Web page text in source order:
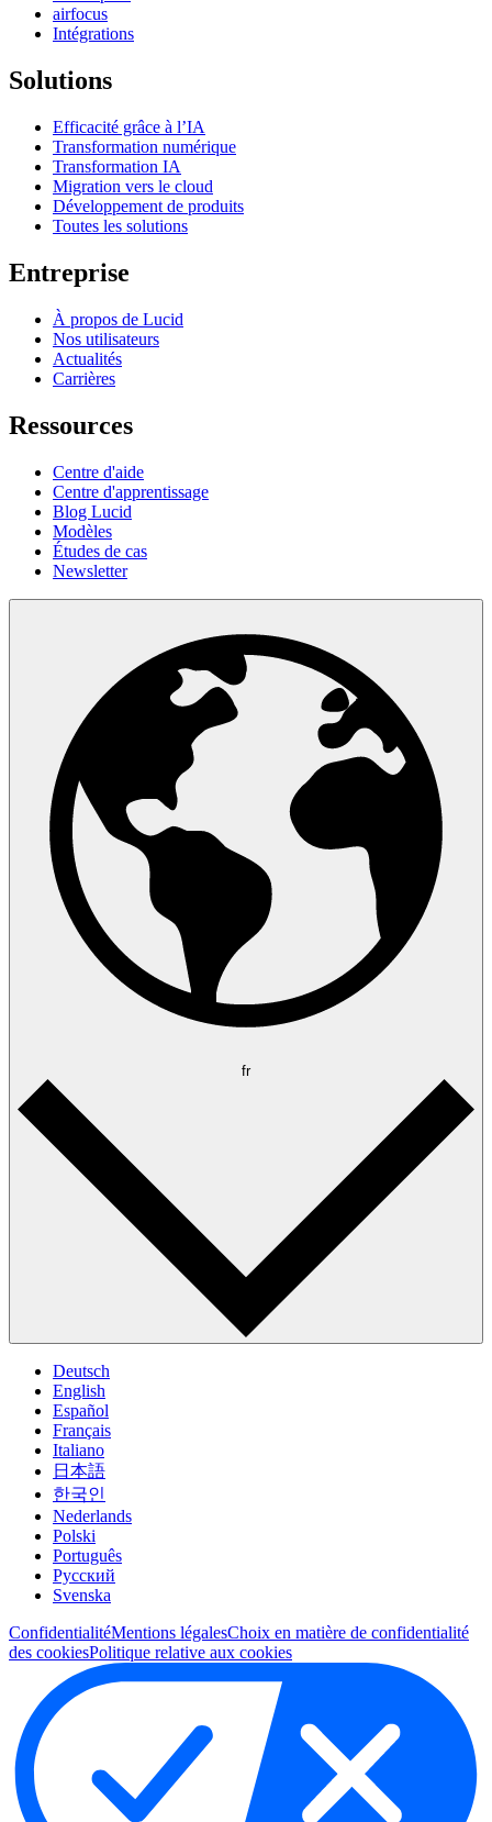
airfocus
Intégrations
Solutions
Efficacité grâce à l’IA
Transformation numérique
Transformation IA
Migration vers le cloud
Développement de produits
Toutes les solutions
Entreprise
À propos de Lucid
Nos utilisateurs
Actualités
Carrières
Ressources
Centre d'aide
Centre d'apprentissage
Blog Lucid
Modèles
Études de cas
Newsletter
fr
Deutsch
English
Español
Français
Italiano
日本語
한국인
Nederlands
Polski
Português
Pусский
Svenska
ConfidentialitéMentions légalesChoix en matière de confidentialité
des cookiesPolitique relative aux cookies